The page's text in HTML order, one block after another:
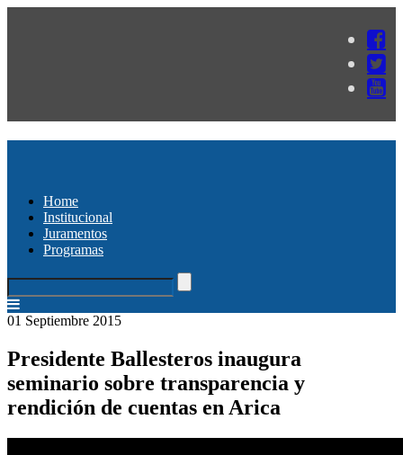
Home
Institucional
Juramentos
Programas
01 Septiembre 2015
Presidente Ballesteros inaugura
seminario sobre transparencia y
rendición de cuentas en Arica